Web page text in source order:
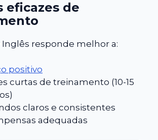
eficazes de
responde melhor a:
positivo
curtas de treinamento (10-15
claros e consistentes
adequadas